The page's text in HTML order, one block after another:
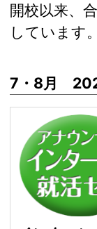
開校以来、
しています。
7・8月